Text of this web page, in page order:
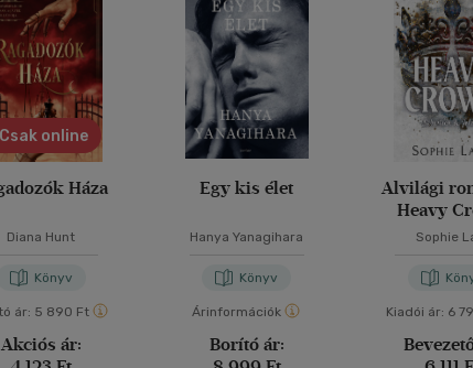
Csak online
Háza
Diana Hunt
Könyv
ár: 5 890 Ft
Akciós ár:
Egy kis élet
Hanya Yanagihara
Könyv
Árinformációk
Borító ár:
Alvilági
Heavy
Sophie
Kiadói ár: 6